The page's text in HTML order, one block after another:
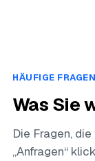
HÄUFIGE FRAGEN
Was Sie
Die Fragen,
„Anfragen“